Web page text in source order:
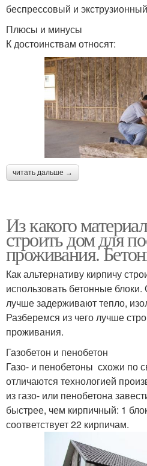
беспрессовый и
Плюсы и минусы
К достоинствам относят:
читать дальше →
Из какого
строить дом для
проживания.
Как альтернативу кирпичу
использовать бетонные
лучше задерживают тепло,
Разберемся из чего лучше
проживания.
Газобетон и пенобетон
Газо- и пенобетоны схожи по
отличаются технологией
из газо- или пенобетона
быстрее, чем кирпичный: 1
соответствует 22 кирпичам.